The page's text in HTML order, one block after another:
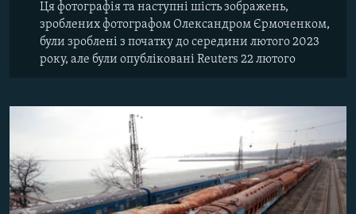
Ця фотографія та наступні шість зображень,
зроблених фотографом Олександром Єрмоченком,
були зроблені з початку до середини лютого 2023
року, але були опубліковані Reuters 22 лютого